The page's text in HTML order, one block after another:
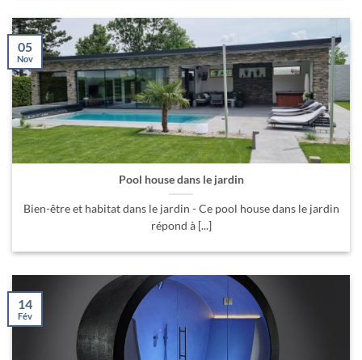
Pool house dans le jardin
Bien-être et habitat dans le jardin - Ce pool house dans le jardin
répond à [...]
05
Nov
14
Fév